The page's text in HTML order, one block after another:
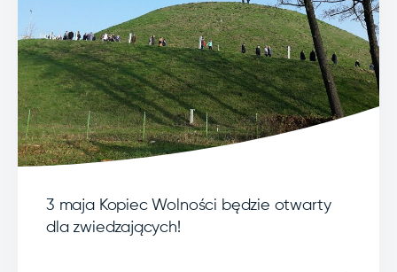
3 maja Kopiec Wolności będzie otwarty
dla zwiedzających!